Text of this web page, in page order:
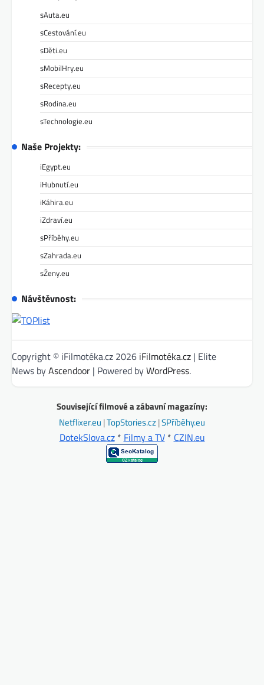
sAuta.eu
sCestování.eu
sDěti.eu
sMobilHry.eu
sRecepty.eu
sRodina.eu
sTechnologie.eu
Naše Projekty:
iEgypt.eu
iHubnutí.eu
iKáhira.eu
iZdraví.eu
sPříběhy.eu
sZahrada.eu
sŽeny.eu
Návštěvnost:
Copyright © iFilmotéka.cz 2026 iFilmotéka.cz | Elite
News byAscendoor | Powered byWordPress.
Související filmové a zábavní magazíny:
Netflixer.eu |TopStories.cz|SPříběhy.eu
DotekSlova.cz* Filmy a TV* CZIN.eu